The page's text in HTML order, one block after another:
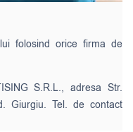
folosind orice firma de
S.R.L., adresa Str.
Giurgiu. Tel. de contact